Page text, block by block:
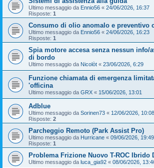
Ultimo messaggio da Ennio56 « 24/06/2026, 16:37
Risposte: 1
Consumo di olio anomalo e preventivo
Ultimo messaggio da Ennio56 « 24/06/2026, 16:23
Risposte: 1
Spia motore accesa senza nessun info/
di bordo
Ultimo messaggio da Nicolòt « 23/06/2026, 6:29
Funzione chiamata di emergenza
'officina
Ultimo messaggio da GRX « 15/06/2026, 13:01
Adblue
Ultimo messaggio da Sorinen73 « 12/06/2026, 10:08
Risposte: 2
Parcheggio Remoto (Park Assist Pro)
Ultimo messaggio da Hurricane « 09/06/2026, 19:49
Risposte: 1
Problema Frizione Nuovo T-ROC Ibrido
Ultimo messaggio da luca_gia92 « 08/06/2026,